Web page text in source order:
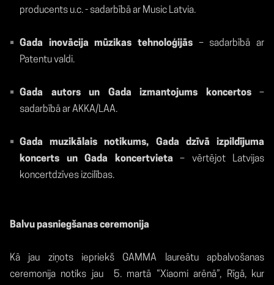
producents u.c. - sadarbībā ar Music Latvia.
Gada inovācija mūzikas tehnoloģijās – sadarbībā ar
Patentu valdi.
Gada autors un Gada izmantojums koncertos–
sadarbībā ar AKKA/LAA.
Gada muzikālais notikums, Gada dzīvā izpildījuma
koncerts un Gada koncertvieta– vērtējot Latvijas
koncertdzīves izcilības.
Balvu pasniegšanas ceremonija
Kā jau ziņots iepriekš GAMMA laureātu apbalvošanas
ceremonija notiks jau 5. martā “Xiaomi arēnā”, Rīgā, kur